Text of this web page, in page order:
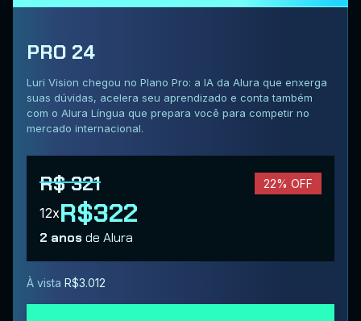
PRO 24
Luri Vision chegou no Plano Pro: a IA da Alura que enxerga
suas dúvidas, acelera seu aprendizado e conta também
com o Alura Língua que prepara você para competir no
mercado internacional.
R$ 321 22% OFF
12xR$322
2 anosde Alura
À vista R$3.012